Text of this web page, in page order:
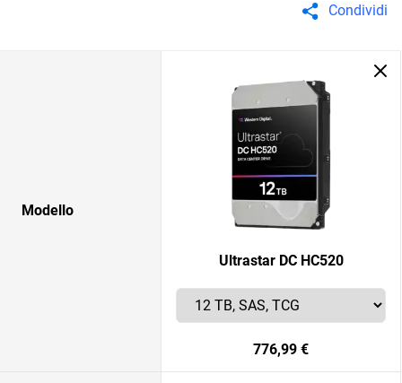
Condividi
Modello
Ultrastar DC HC520
776,99 €